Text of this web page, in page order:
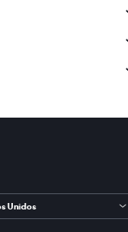
Unidos